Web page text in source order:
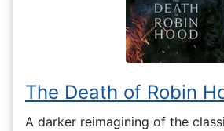
The Death of Robin
A darker reimagining of the